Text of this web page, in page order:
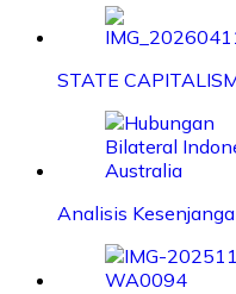
STATE
Analisis